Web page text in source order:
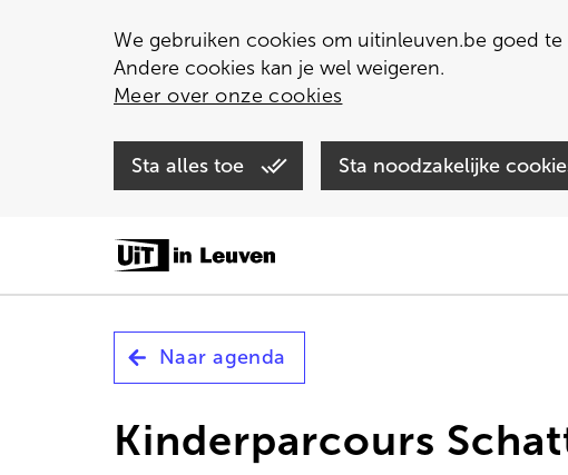
We gebruiken cookies om uitinleuven.be goed
Andere cookies kan je wel weigeren.
Meer over onze cookies
Sta alles toe Sta noodzakelijke
Naar agenda
Kinderparcours